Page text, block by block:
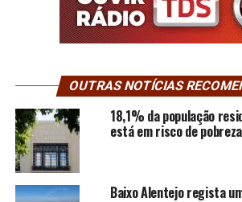
OUTRAS NOTÍCIAS
18,1% da população
está em risco de pobreza
Baixo Alentejo regista